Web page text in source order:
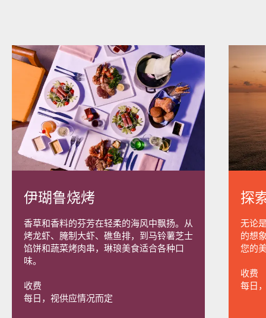
伊瑚鲁烧烤
香草和香料的芬芳在轻柔的海风中飘扬。从
烤龙虾、腌制大虾、礁鱼排，到马铃薯芝士
馅饼和蔬菜烤肉串，琳琅美食适合各种口
味。
收费
每日，视供应情况而定
探
无论
的想
您的
收费
每日